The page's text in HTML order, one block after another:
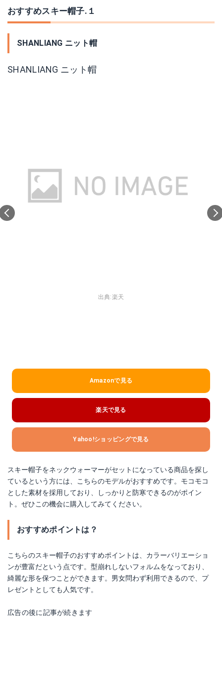
おすすめスキー帽子.１
SHANLIANG ニット帽
SHANLIANG ニット帽
出典:楽天
Amazonで見る
楽天で見る
Yahoo!ショッピングで見る
スキー帽子をネックウォーマーがセットになっている商品を探し
ているという方には、こちらのモデルがおすすめです。モコモコ
とした素材を採用しており、しっかりと防寒できるのがポイン
ト。ぜひこの機会に購入してみてください。
おすすめポイントは？
こちらのスキー帽子のおすすめポイントは、カラーバリエーショ
ンが豊富だという点です。型崩れしないフォルムをなっており、
綺麗な形を保つことができます。男女問わず利用できるので、プ
レゼントとしても人気です。
広告の後に記事が続きます